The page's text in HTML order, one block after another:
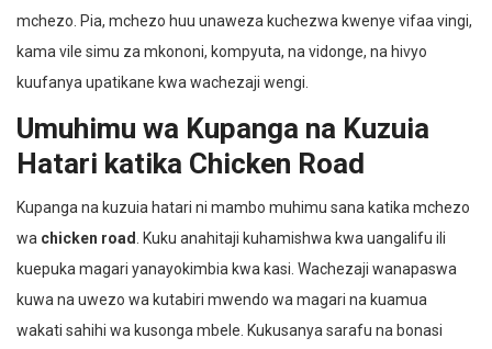
mchezo. Pia, mchezo huu unaweza kuchezwa kwenye vifaa vingi,
kama vile simu za mkononi, kompyuta, na vidonge, na hivyo
kuufanya upatikane kwa wachezaji wengi.
Umuhimu wa Kupanga na Kuzuia
Hatari katika Chicken Road
Kupanga na kuzuia hatari ni mambo muhimu sana katika mchezo
wa chicken road . Kuku anahitaji kuhamishwa kwa uangalifu ili
kuepuka magari yanayokimbia kwa kasi. Wachezaji wanapaswa
kuwa na uwezo wa kutabiri mwendo wa magari na kuamua
wakati sahihi wa kusonga mbele. Kukusanya sarafu na bonasi